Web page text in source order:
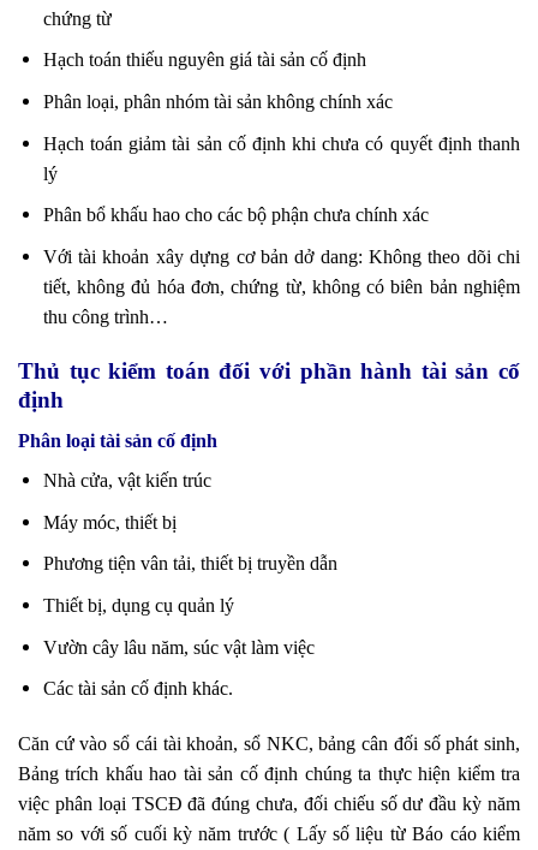
chứng từ
Hạch toán thiếu nguyên giá tài sản cố định
Phân loại, phân nhóm tài sản không chính xác
Hạch toán giảm tài sản cố định khi chưa có quyết định thanh
lý
Phân bổ khấu hao cho các bộ phận chưa chính xác
Với tài khoản xây dựng cơ bản dở dang: Không theo dõi chi
tiết, không đủ hóa đơn, chứng từ, không có biên bản nghiệm
thu công trình…
Thủ tục kiểm toán đối với phần hành tài sản cố
định
Phân loại tài sản cố định
Nhà cửa, vật kiến trúc
Máy móc, thiết bị
Phương tiện vân tải, thiết bị truyền dẫn
Thiết bị, dụng cụ quản lý
Vườn cây lâu năm, súc vật làm việc
Các tài sản cố định khác.
Căn cứ vào sổ cái tài khoản, sổ NKC, bảng cân đối số phát sinh,
Bảng trích khấu hao tài sản cố định chúng ta thực hiện kiểm tra
việc phân loại TSCĐ đã đúng chưa, đối chiếu số dư đầu kỳ năm
năm so với số cuối kỳ năm trước ( Lấy số liệu từ Báo cáo kiểm